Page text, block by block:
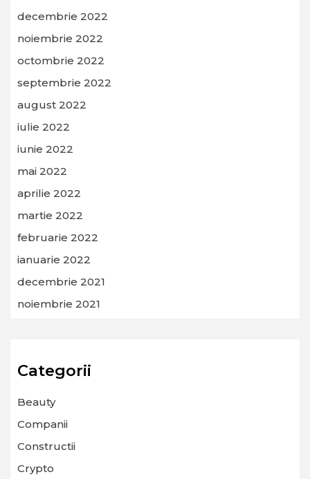
decembrie 2022
noiembrie 2022
octombrie 2022
septembrie 2022
august 2022
iulie 2022
iunie 2022
mai 2022
aprilie 2022
martie 2022
februarie 2022
ianuarie 2022
decembrie 2021
noiembrie 2021
Categorii
Beauty
Companii
Constructii
Crypto